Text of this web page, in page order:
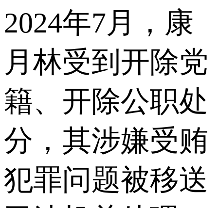
2024年7月，康
月林受到开除党
籍、开除公职处
分，其涉嫌受贿
犯罪问题被移送